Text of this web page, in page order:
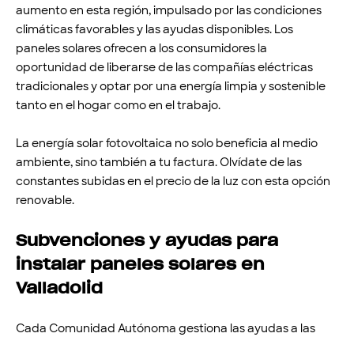
aumento en esta región, impulsado por las condiciones
climáticas favorables y las ayudas disponibles. Los
paneles solares ofrecen a los consumidores la
oportunidad de liberarse de las compañías eléctricas
tradicionales y optar por una energía limpia y sostenible
tanto en el hogar como en el trabajo.
La energía solar fotovoltaica no solo beneficia al medio
ambiente, sino también a tu factura. Olvídate de las
constantes subidas en el precio de la luz con esta opción
renovable.
Subvenciones y ayudas para
instalar paneles solares en
Valladolid
Cada Comunidad Autónoma gestiona las ayudas a las